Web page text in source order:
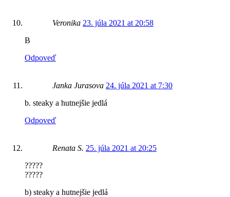
Veronika 23. júla 2021 at 20:58
B
Odpoveď
Janka Jurasova 24. júla 2021 at 7:30
b. steaky a hutnejšie jedlá
Odpoveď
Renata S. 25. júla 2021 at 20:25
?????
?????
b) steaky a hutnejšie jedlá